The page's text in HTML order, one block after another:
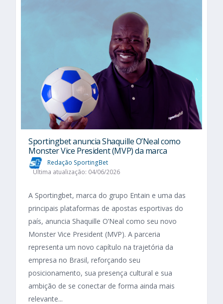
Sportingbet anuncia Shaquille O’Neal como
Monster Vice President (MVP) da marca
Redação SportingBet
Última atualização: 04/06/2026
A Sportingbet, marca do grupo Entain e uma das
principais plataformas de apostas esportivas do
país, anuncia Shaquille O’Neal como seu novo
Monster Vice President (MVP). A parceria
representa um novo capítulo na trajetória da
empresa no Brasil, reforçando seu
posicionamento, sua presença cultural e sua
ambição de se conectar de forma ainda mais
relevante...